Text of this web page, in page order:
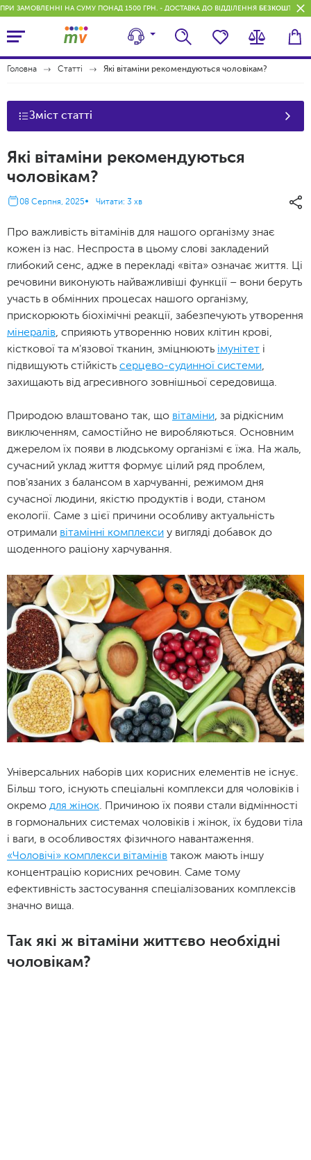
ПРИ ЗАМОВЛЕННІ НА СУМУ ПОНАД 1500 ГРН. - ДОСТАВКА ДО ВІДДІЛЕННЯ
Головна Статті Які вітаміни рекомендуються чоловікам?
Зміст статті
Які вітаміни рекомендуються
чоловікам?
08 Серпня, 2025 Читати: 3 хв
Про важливість вітамінів для нашого організму знає
кожен із нас. Неспроста в цьому слові закладений
глибокий сенс, адже в перекладі «віта» означає життя. Ці
речовини виконують найважливіші функції – вони беруть
участь в обмінних процесах нашого організму,
прискорюють біохімічні реакції, забезпечують утворення
мінералів, сприяють утворенню нових клітин крові,
кісткової та м'язової тканин, зміцнюють імунітет і
підвищують стійкість серцево-судинної системи,
захищають від агресивного зовнішньої середовища.
Природою влаштовано так, що вітаміни, за рідкісним
виключенням, самостійно не виробляються. Основним
джерелом їх появи в людському організмі є їжа. На жаль,
сучасний уклад життя формує цілий ряд проблем,
пов'язаних з балансом в харчуванні, режимом дня
сучасної людини, якістю продуктів і води, станом
екології. Саме з цієї причини особливу актуальність
отримали вітамінні комплекси у вигляді добавок до
щоденного раціону харчування.
Універсальних наборів цих корисних елементів не існує.
Більш того, існують спеціальні комплекси для чоловіків і
окремо для жінок. Причиною їх появи стали відмінності
в гормональних системах чоловіків і жінок, їх будови тіла
і ваги, в особливостях фізичного навантаження.
«Чоловічі» комплекси вітамінів також мають іншу
концентрацію корисних речовин. Саме тому
ефективність застосування спеціалізованих комплексів
значно вища.
Так які ж вітаміни життєво необхідні
чоловікам?